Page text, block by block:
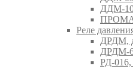
ДДМ-
ПРОМА-
Реле
ДРДМ,
ДРДМ-
РД-